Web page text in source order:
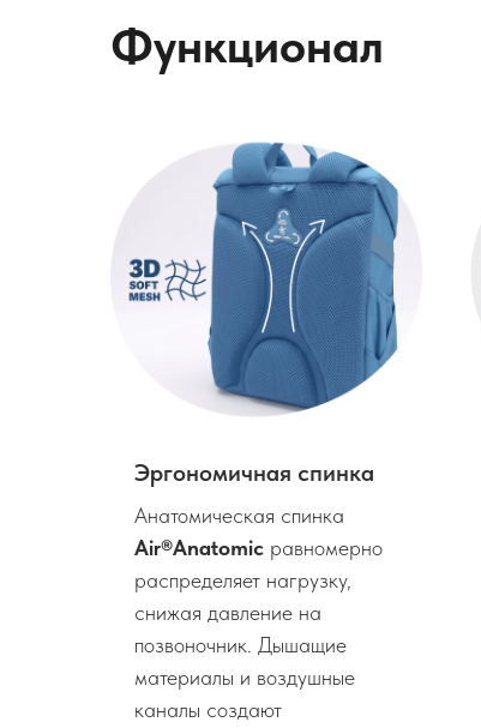
Функционал
Эргономичная спинка
Анатомическая спинка
Air®Anatomic равномерно
распределяет нагрузку,
снижая давление на
позвоночник. Дышащие
материалы и воздушные
каналы создают